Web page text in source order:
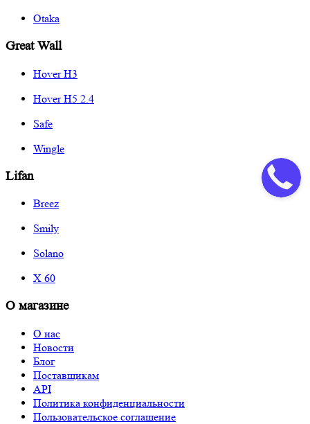
Otaka
Great Wall
Hover H3
Hover H5 2.4
Safe
Wingle
Lifan
Breez
Smily
Solano
X 60
О магазине
О нас
Новости
Блог
Поставщикам
API
Политика конфиденциальности
Пользовательское соглашение